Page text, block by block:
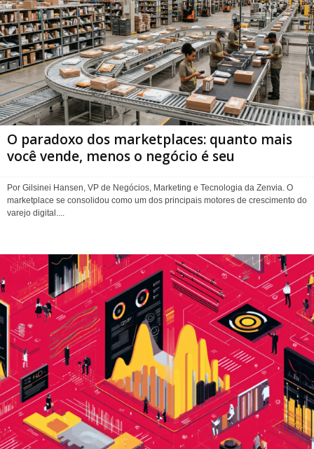
O paradoxo dos marketplaces: quanto mais
você vende, menos o negócio é seu
Por Gilsinei Hansen, VP de Negócios, Marketing e Tecnologia da Zenvia. O
marketplace se consolidou como um dos principais motores de crescimento do
varejo digital....